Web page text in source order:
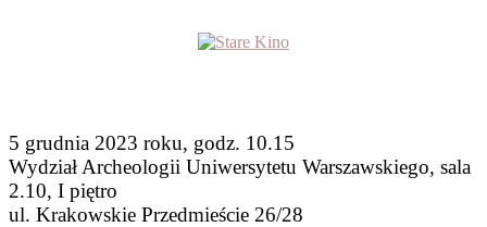
5 grudnia 2023 roku, godz. 10.15
Wydział Archeologii Uniwersytetu Warszawskiego, sala
2.10, I piętro
ul. Krakowskie Przedmieście 26/28